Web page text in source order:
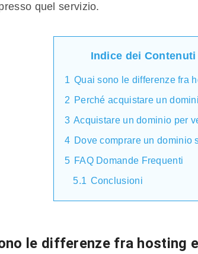
quel servizio.
Indice dei Contenuti
1 Quai sono le differenze fra
2 Perché acquistare un
3 Acquistare un dominio per
4 Dove comprare un dominio
5 FAQ Domande Frequenti
5.1 Conclusioni
le differenze fra hosting